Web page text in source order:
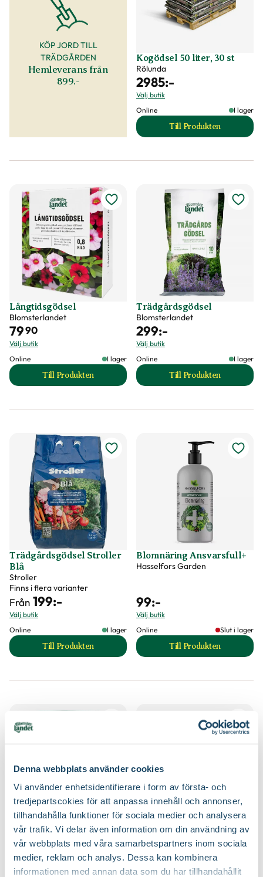
Denna webbplats använder cookies
Vi använder enhetsidentifierare i form av första- och
tredjepartscokies för att anpassa innehåll och annonser,
tillhandahålla funktioner för sociala medier och analysera
vår trafik. Vi delar även information om din användning av
vår webbplats med våra samarbetspartners inom sociala
medier, reklam och analys. Dessa kan kombinera
informationen med annan data som du har tillhandahållit
KÖP JORD TILL
TRÄDGÅRDEN
Hemleverans från
899.-
Kogödsel 50 liter, 30 st
Rölunda
2985:-
Välj butik
Online
I lager
Till Produkten
till Kogödsel 50
Långtidsgödsel
Blomsterlandet
7990
Välj butik
Online
I lager
Till Produkten
till Långtidsgödsel produktsida
Trädgårdsgödsel
Blomsterlandet
299:-
Välj butik
Online
I lager
Till Produkten
till
Trädgårdsgödsel Stroller
Blå
Stroller
Finns i flera varianter
Från 199:-
Välj butik
Online
I lager
Till Produkten
till Trädgårdsgödsel Stroller Blå produktsida
Blomnäring Ansvarsfull+
Hasselfors Garden
99:-
Välj butik
Online
Slut i lager
Till Produkten
till Blomnäring
Blåbärsgödsel
Blomsterlandet PRO
79 90
Välj butik
Chrysan think eco
99:-
Välj butik